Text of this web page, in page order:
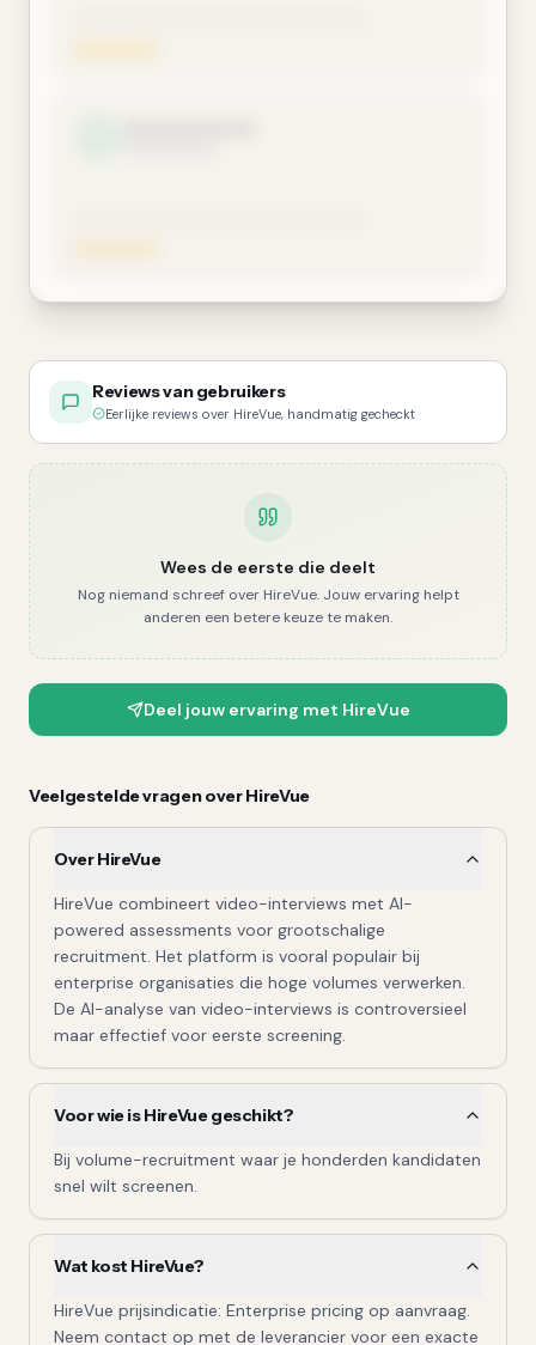
Reviews van gebruikers
Eerlijke reviews over HireVue, handmatig gecheckt
Wees de eerste die deelt
Nog niemand schreef over HireVue. Jouw ervaring helpt
anderen een betere keuze te maken.
Deel jouw ervaring met HireVue
Veelgestelde vragen overHireVue
Over HireVue
HireVue combineert video-interviews met AI-
powered assessments voor grootschalige
recruitment. Het platform is vooral populair bij
enterprise organisaties die hoge volumes verwerken.
De AI-analyse van video-interviews is controversieel
maar effectief voor eerste screening.
Voor wie is HireVue geschikt?
Bij volume-recruitment waar je honderden kandidaten
snel wilt screenen.
Wat kost HireVue?
HireVue prijsindicatie: Enterprise pricing op aanvraag.
Neem contact op met de leverancier voor een exacte